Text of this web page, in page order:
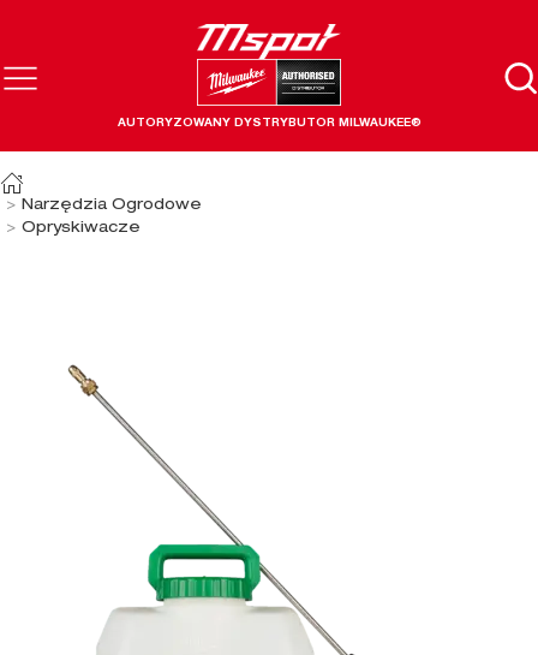
AUTORYZOWANY DYSTRYBUTOR MILWAUKEE®
Narzędzia Ogrodowe
Opryskiwacze